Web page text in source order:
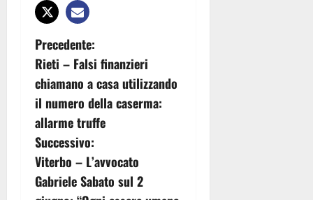
N
a
v
i
g
Precedente:
Rieti – Falsi finanzieri
chiamano a casa utilizzando
il numero della caserma:
allarme truffe
Successivo:
Viterbo – L’avvocato
Gabriele Sabato sul 2